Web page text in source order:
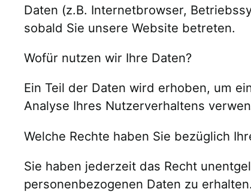
Daten (z.B. Internetbrowser,
sobald Sie unsere Website betreten.
Wofür nutzen wir Ihre Daten?
Ein Teil der Daten wird erhoben, um
Analyse Ihres Nutzerverhaltens
Welche Rechte haben Sie bezüglich
Sie haben jederzeit das Recht
personenbezogenen Daten zu